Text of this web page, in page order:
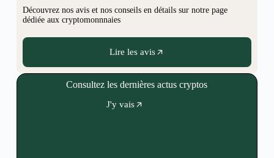
Découvrez nos avis et nos conseils en détails sur notre page
dédiée aux cryptomonnnaies
Lire les avis
Consultez les dernières actus cryptos
J'y vais